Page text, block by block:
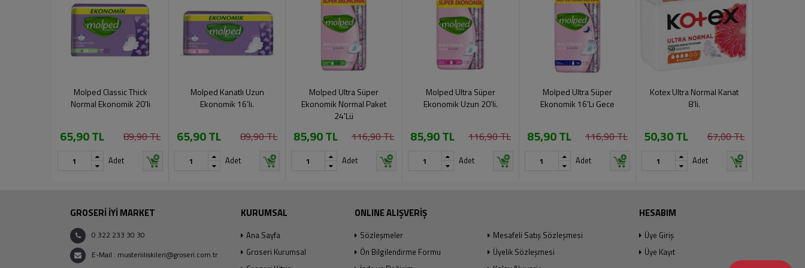
Molped Classic Thick
Normal Ekonomik 20’li
65,90 TL 89,90 TL
Adet
Molped Kanatlı Uzun
Ekonomik 16’lı.
65,90 TL 89,90 TL
Adet
Molped Ultra Süper
Ekonomik Normal Paket
24'Lü
85,90 TL 116,90 TL
Adet
Molped Ultra Süper
Ekonomik Uzun 20’li.
85,90 TL 116,90 TL
Adet
Molped Ultra Süper
Ekonomik 16’Lı Gece
85,90 TL 116,90 TL
Adet
Kotex Ultra Normal Kanat
8’li.
50,30 TL 67,00 TL
Adet
GROSERİ İYİ MARKET
0 322 233 30 30
E-Mail : musteriiliskileri@groseri.com.tr
KURUMSAL
Ana Sayfa
Groseri Kurumsal
ONLINE ALIŞVERİŞ
Sözleşmeler
Mesafeli Satış Sözleşmesi
Ön Bilgilendirme Formu
Üyelik Sözleşmesi
HESABIM
Üye Giriş
Üye Kayıt